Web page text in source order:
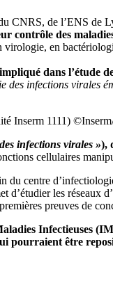
CNRS, de l’ENS de
contrôle des
virologie, en
dans l’étude
des infections virales
Inserm 1111)
infections virales »),
cellulaires
du centre
les réseaux
preuves de
Infectieuses
pourraient être